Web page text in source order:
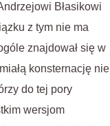
Błasikowi
z tym nie ma
znajdował się w
konsternację nie
do tej pory
wersjom